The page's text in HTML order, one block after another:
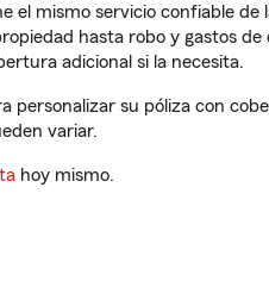
el mismo servicio confiable de
hasta robo y gastos
adicional si la necesita.
personalizar su póliza con
variar.
hoy mismo.